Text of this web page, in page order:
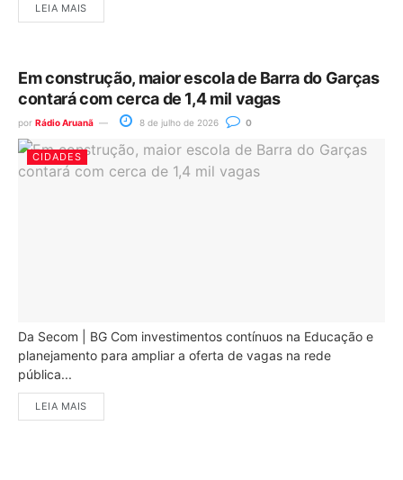
LEIA MAIS
Em construção, maior escola de Barra do Garças
contará com cerca de 1,4 mil vagas
por Rádio Aruanã 8 de julho de 2026 0
CIDADES
Da Secom | BG Com investimentos contínuos na Educação e
planejamento para ampliar a oferta de vagas na rede
pública...
LEIA MAIS